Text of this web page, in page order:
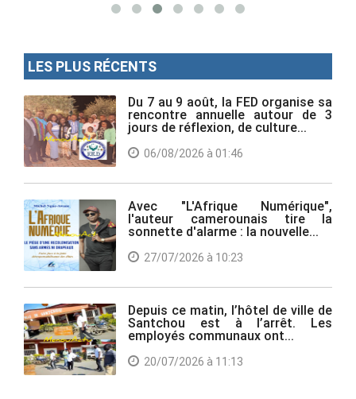
LES PLUS RÉCENTS
Du 7 au 9 août, la FED organise sa
rencontre annuelle autour de 3
jours de réflexion, de culture...
06/08/2026 à 01:46
Avec "L'Afrique Numérique",
l'auteur camerounais tire la
sonnette d'alarme : la nouvelle...
27/07/2026 à 10:23
Depuis ce matin, l’hôtel de ville de
Santchou est à l’arrêt. Les
employés communaux ont...
20/07/2026 à 11:13